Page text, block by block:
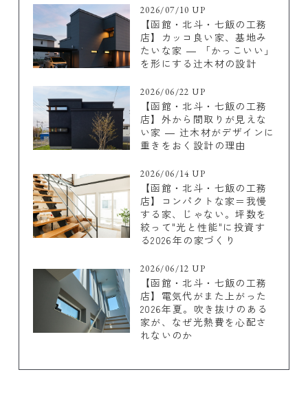
2026/07/10 UP
【函館・北斗・七飯の工務
店】カッコ良い家、基地み
たいな家 ― 「かっこいい」
を形にする辻木材の設計
2026/06/22 UP
【函館・北斗・七飯の工務
店】外から間取りが見えな
い家 ― 辻木材がデザインに
重きをおく設計の理由
2026/06/14 UP
【函館・北斗・七飯の工務
店】コンパクトな家＝我慢
する家、じゃない。坪数を
絞って"光と性能"に投資す
る2026年の家づくり
2026/06/12 UP
【函館・北斗・七飯の工務
店】電気代がまた上がった
2026年夏。吹き抜けのある
家が、なぜ光熱費を心配さ
れないのか